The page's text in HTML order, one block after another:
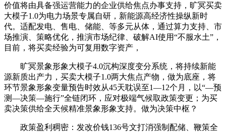
价值将由具备强运营能力的企业供给焦点办事支持，旷冥买卖
大模子1.0为电力场景专属自研，新能源高经济性操纵新时
代。适配发电、售电、储能、等多元从体，通过算力支持、市
场推演、策略优化，推演市场纪律、破解AI使用“不服水土”，
目前，将买卖经验为可复用数字资产，
旷冥景象形象大模子4.0沉构深度变分系统，将持续新能
源新质出产力，买卖大模子1.0两大焦点产物，做为底座，将
环节景象形象变量预告时效从45天耽误至1—12个月，以“—预
测—决策—施行”全链闭环，应对极端气候取政策变更；为买
卖决策供给全天候精准景象形象支持。做为决策中枢？
政策盈利稠密：发改价钱136号文打消强制配储、鞭策全